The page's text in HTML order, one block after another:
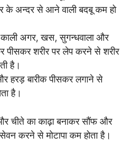
के अन्दर से आने वाली बदबू कम हो
अगर, खस, सुगन्धवाला और
पीसकर शरीर पर लेप करने से शरीर
है।
हरड़ बारीक पीसकर लगाने से
है।
चीते का काढ़ा बनाकर सौंफ और
करने से मोटापा कम होता है।